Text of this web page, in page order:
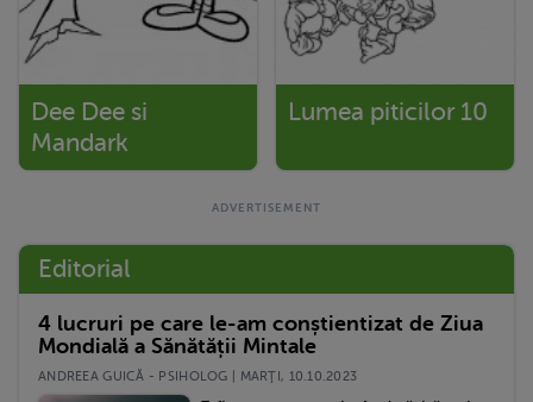
Dee Dee si
Mandark
Lumea piticilor 10
Editorial
4 lucruri pe care le-am conștientizat de Ziua
Mondială a Sănătății Mintale
ANDREEA GUICĂ - PSIHOLOG | MARŢI, 10.10.2023